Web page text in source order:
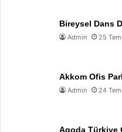
Bireysel Dans
Admin 25
Akkom Ofis
Admin 24
Agoda Türkiye